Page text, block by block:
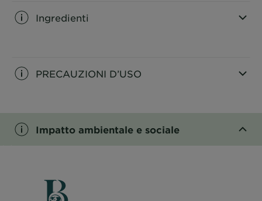
Ingredienti
PRECAUZIONI D’USO
Impatto ambientale e sociale